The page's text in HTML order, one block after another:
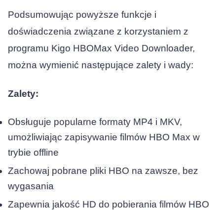
Podsumowując powyższe funkcje i
doświadczenia związane z korzystaniem z
programu Kigo HBOMax Video Downloader,
można wymienić następujące zalety i wady:
Zalety:
Obsługuje popularne formaty MP4 i MKV,
umożliwiając zapisywanie filmów HBO Max w
trybie offline
Zachowaj pobrane pliki HBO na zawsze, bez
wygasania
Zapewnia jakość HD do pobierania filmów HBO